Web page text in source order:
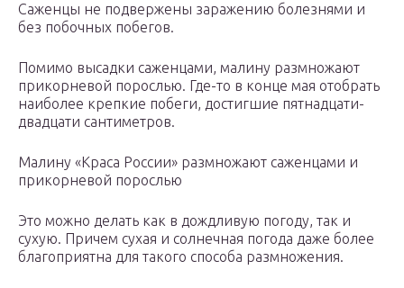
Саженцы не подвержены заражению болезнями и
без побочных побегов.
Помимо высадки саженцами, малину размножают
прикорневой порослью. Где-то в конце мая отобрать
наиболее крепкие побеги, достигшие пятнадцати-
двадцати сантиметров.
Малину «Краса России» размножают саженцами и
прикорневой порослью
Это можно делать как в дождливую погоду, так и
сухую. Причем сухая и солнечная погода даже более
благоприятна для такого способа размножения.